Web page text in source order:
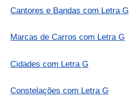
Cantores e Bandas com Letra G
Marcas de Carros com Letra G
Cidades com Letra G
Constelações com Letra G